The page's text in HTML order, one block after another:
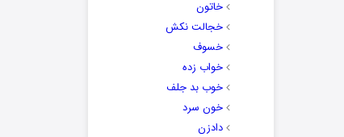
خاتون
خجالت نکش
خسوف
خواب زده
خوب بد جلف
خون سرد
دادزن